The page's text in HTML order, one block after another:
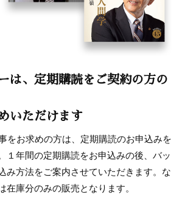
は、定期購読をご契約の方の
いただけます
をお求めの方は、定期購読のお申込みを
１年間の定期購読をお申込みの後、バッ
み方法をご案内させていただきます。な
在庫分のみの販売となります。